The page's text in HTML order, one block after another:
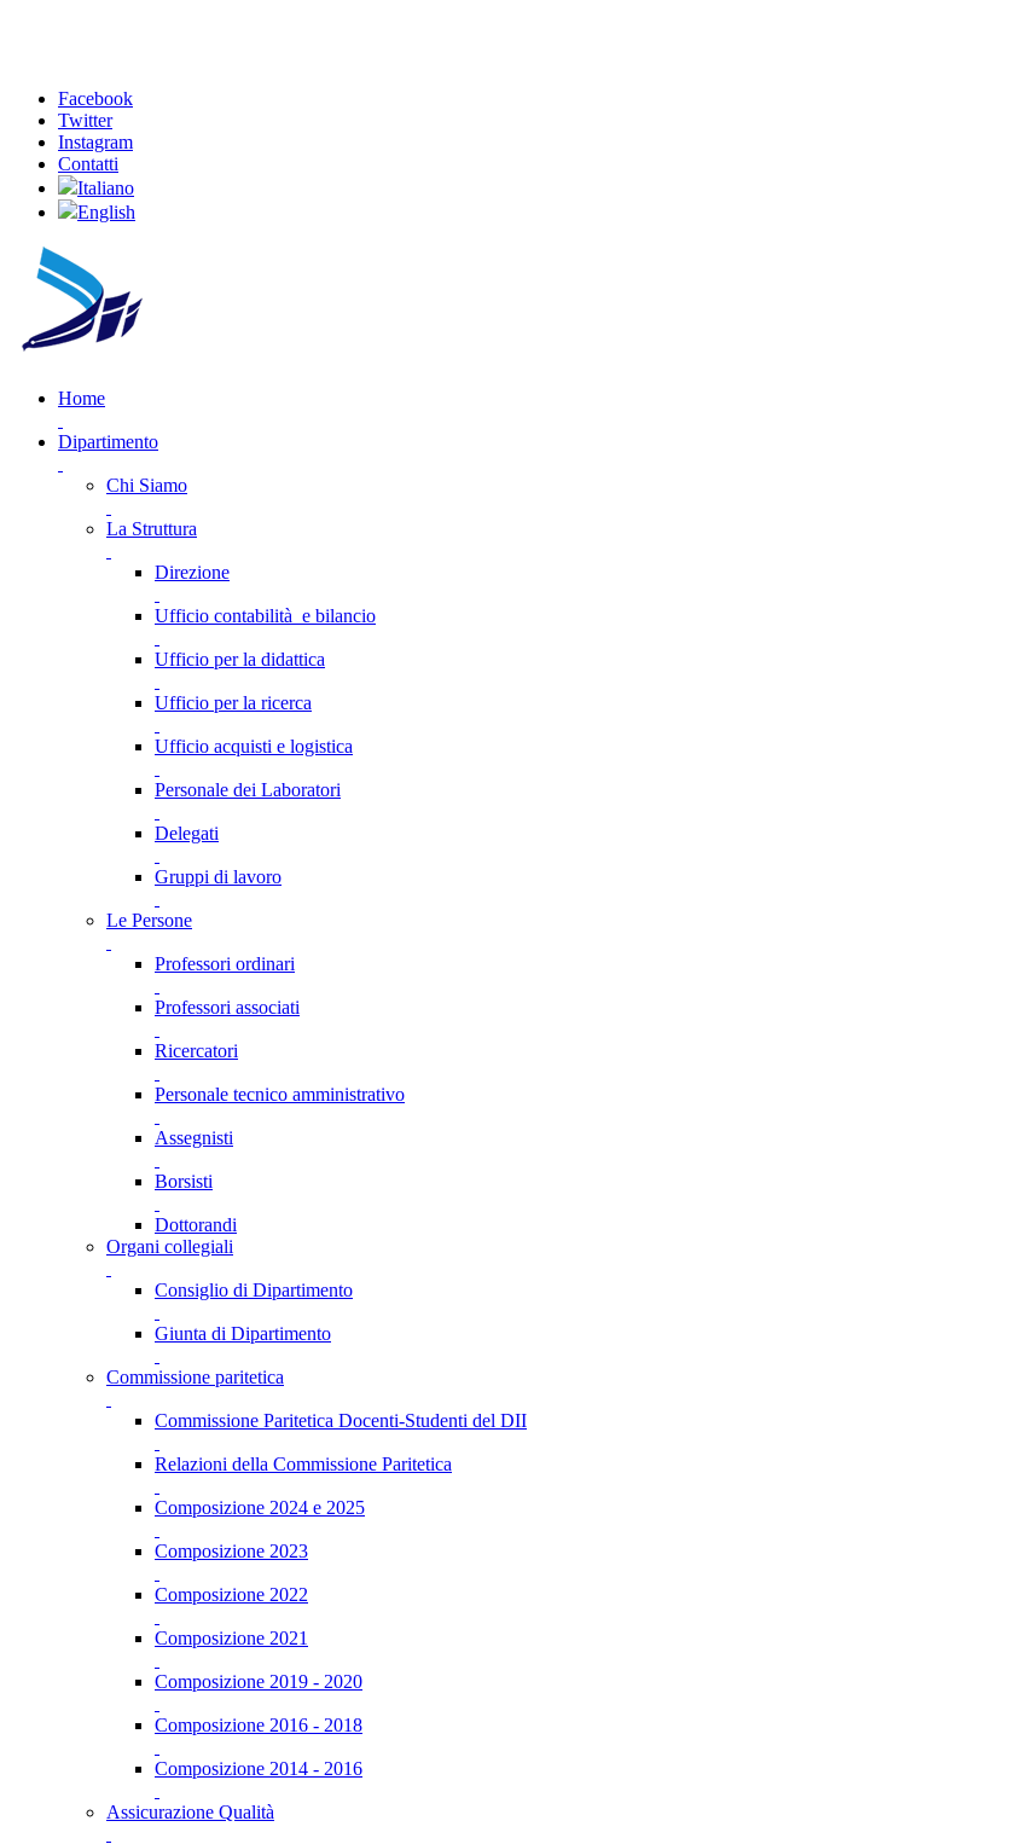
Facebook
Twitter
Instagram
Contatti
Italiano
English
Home
Dipartimento
Chi Siamo
La Struttura
Direzione
Ufficio contabilità e bilancio
Ufficio per la didattica
Ufficio per la ricerca
Ufficio acquisti e logistica
Personale dei Laboratori
Delegati
Gruppi di lavoro
Le Persone
Professori ordinari
Professori associati
Ricercatori
Personale tecnico amministrativo
Assegnisti
Borsisti
Dottorandi
Organi collegiali
Consiglio di Dipartimento
Giunta di Dipartimento
Commissione paritetica
Commissione Paritetica Docenti-Studenti del DII
Relazioni della Commissione Paritetica
Composizione 2024 e 2025
Composizione 2023
Composizione 2022
Composizione 2021
Composizione 2019 - 2020
Composizione 2016 - 2018
Composizione 2014 - 2016
Assicurazione Qualità